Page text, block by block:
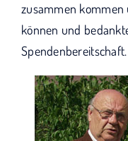
zusammen
können und
Spendenbereitschaft.